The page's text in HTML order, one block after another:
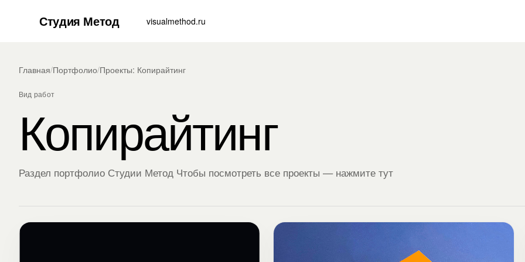
Студия Метод visualmethod.ru
Главная/Портфолио/Проекты: Копирайтинг
Вид работ
Копирайтинг
Раздел портфолио Студии Метод Чтобы посмотреть все проекты — нажмите тут